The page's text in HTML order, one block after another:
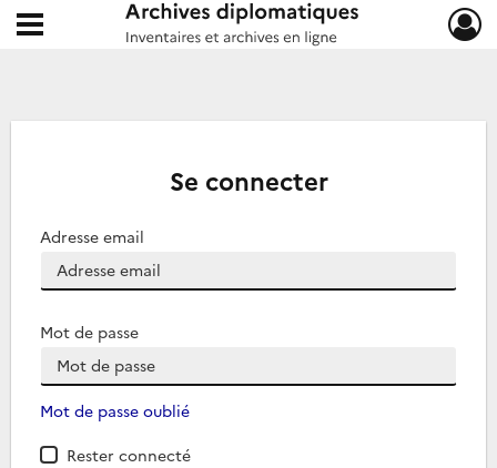
Archives diplomatiques
Ouvrir le menu déroulant
Se connecter
Adresse email
Mot de passe
Mot de passe oublié
Rester connecté